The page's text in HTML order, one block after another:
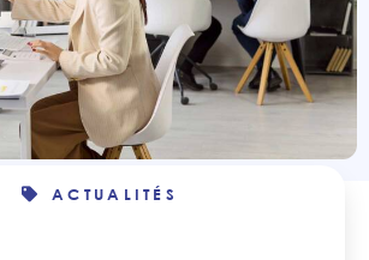
ACTUALITÉS